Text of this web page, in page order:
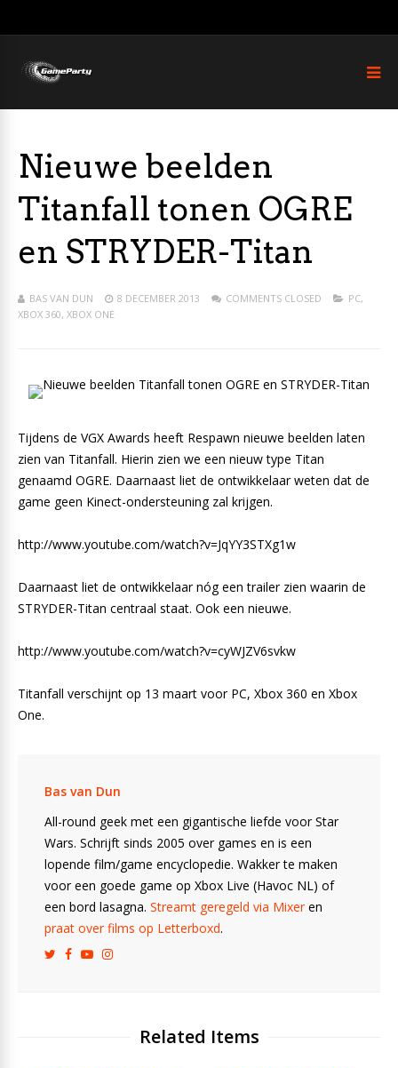
Nieuwe beelden
Titanfall tonen OGRE
en STRYDER-Titan
BAS VAN DUN 8 DECEMBER 2013 COMMENTS CLOSED PC,
XBOX 360, XBOX ONE
Tijdens de VGX Awards heeft Respawn nieuwe beelden laten
zien van Titanfall. Hierin zien we een nieuw type Titan
genaamd OGRE. Daarnaast liet de ontwikkelaar weten dat de
game geen Kinect-ondersteuning zal krijgen.
http://www.youtube.com/watch?v=JqYY3STXg1w
Daarnaast liet de ontwikkelaar nóg een trailer zien waarin de
STRYDER-Titan centraal staat. Ook een nieuwe.
http://www.youtube.com/watch?v=cyWJZV6svkw
Titanfall verschijnt op 13 maart voor PC, Xbox 360 en Xbox
One.
Bas van Dun
All-round geek met een gigantische liefde voor Star
Wars. Schrijft sinds 2005 over games en is een
lopende film/game encyclopedie. Wakker te maken
voor een goede game op Xbox Live (Havoc NL) of
een bord lasagna. Streamt geregeld via Mixeren
praat over films op Letterboxd.
Related Items